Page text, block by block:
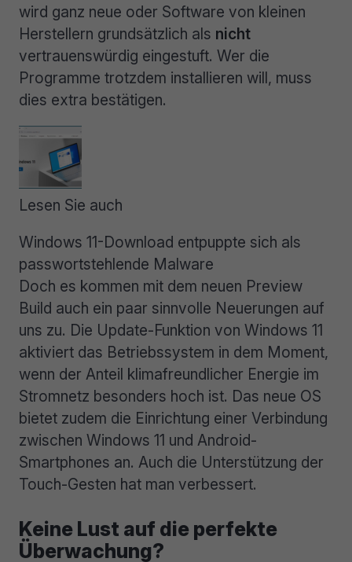
wird ganz neue oder Software von kleinen
Herstellern grundsätzlich als nicht
vertrauenswürdig eingestuft. Wer die
Programme trotzdem installieren will, muss
dies extra bestätigen.
Lesen Sie auch
Windows 11-Download entpuppte sich als
passwortstehlende Malware
Doch es kommen mit dem neuen Preview
Build auch ein paar sinnvolle Neuerungen auf
uns zu. Die Update-Funktion von Windows 11
aktiviert das Betriebssystem in dem Moment,
wenn der Anteil klimafreundlicher Energie im
Stromnetz besonders hoch ist. Das neue OS
bietet zudem die Einrichtung einer Verbindung
zwischen Windows 11 und Android-
Smartphones an. Auch die Unterstützung der
Touch-Gesten hat man verbessert.
Keine Lust auf die perfekte
Überwachung?